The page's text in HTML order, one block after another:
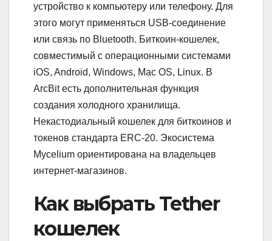
устройство к компьютеру или телефону. Для
этого могут применяться USB-соединение
или связь по Bluetooth. Биткоин-кошелек,
совместимый с операционными системами
iOS, Android, Windows, Mac OS, Linux. В
ArcBit есть дополнительная функция
создания холодного хранилища.
Некастодиальный кошелек для биткоинов и
токенов стандарта ERC-20. Экосистема
Mycelium ориентирована на владельцев
интернет-магазинов.
Как выбрать Tether
кошелек